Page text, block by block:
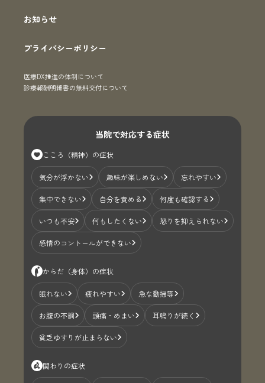
お知らせ
プライバシーポリシー
医療DX推進の体制について
診療報酬明細書の無料交付について
当院で対応する症状
こころ（精神）の症状
気分が浮かない 趣味が楽しめない 忘れやすい
集中できない 自分を責める 何度も確認する
いつも不安 何もしたくない 怒りを抑えられない
感情のコントールができない
からだ（身体）の症状
眠れない 疲れやすい 急な動揺等
お腹の不調 頭痛・めまい 耳鳴りが続く
貧乏ゆすりが止まらない
関わりの症状